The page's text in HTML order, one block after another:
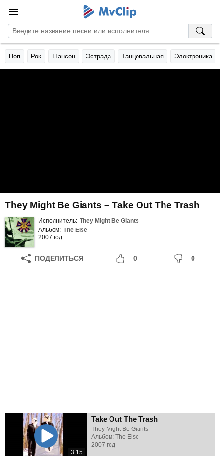
Поп Рок Шансон Эстрада Танцевальная Электроника
They Might Be Giants – Take Out The Trash
Исполнитель: They Might Be Giants
Альбом: The Else
2007 год
ПОДЕЛИТЬСЯ 0 0
3:15
Take Out The Trash
They Might Be Giants
Альбом: The Else
2007 год